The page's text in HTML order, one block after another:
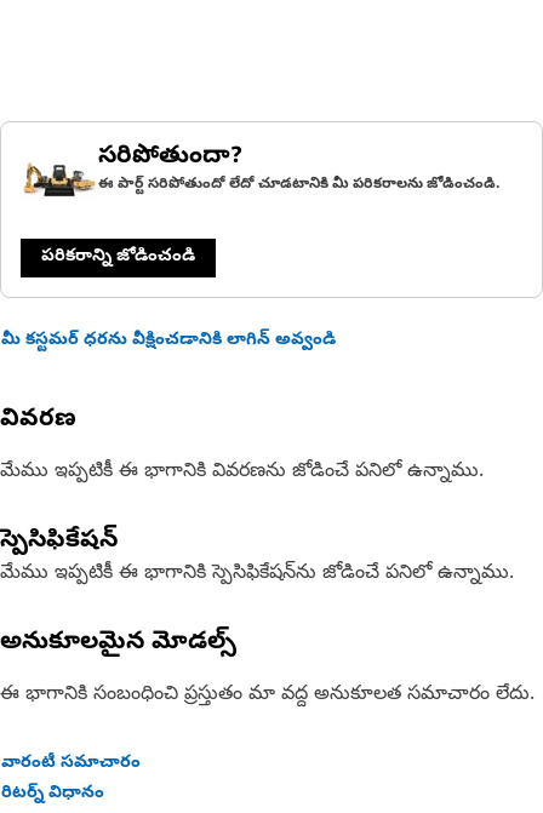
సరిపోతుందా?
ఈ పార్ట్ సరిపోతుందో లేదో చూడటానికి మీ పరికరాలను జోడించండి.
పరికరాన్ని జోడించండి
మీ కస్టమర్ ధరను వీక్షించడానికి లాగిన్ అవ్వండి
వివరణ
మేము ఇప్పటికీ ఈ భాగానికి వివరణను జోడించే పనిలో ఉన్నాము.
స్పెసిఫికేషన్
మేము ఇప్పటికీ ఈ భాగానికి స్పెసిఫికేషన్‌ను జోడించే పనిలో ఉన్నాము.
అనుకూలమైన మోడల్స్
ఈ భాగానికి సంబంధించి ప్రస్తుతం మా వద్ద అనుకూలత సమాచారం లేదు.
వారంటీ సమాచారం
రిటర్న్ విధానం